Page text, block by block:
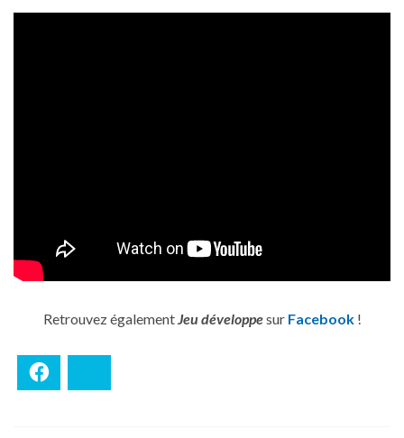
Retrouvez égalementJeu développesur Facebook!